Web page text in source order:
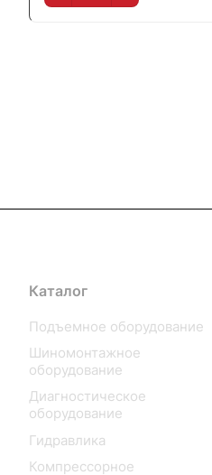
Каталог
Подъемное оборудование
Шиномонтажное
оборудование
Диагностическое
оборудование
Гидравлика
Компрессорное